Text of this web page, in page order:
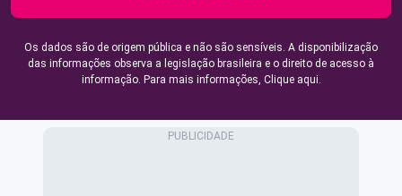
Os dados são de origem pública e não são sensíveis. A disponibilização
das informações observa a legislação brasileira e o direito de acesso à
informação. Para mais informações, Clique aqui.